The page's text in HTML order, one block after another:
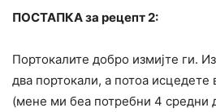
ПОСТАПКА за рецепт 2:
Портокалите добро измијте ги.
два портокали, а потоа исцедете
(мене ми беа потребни 4 средни